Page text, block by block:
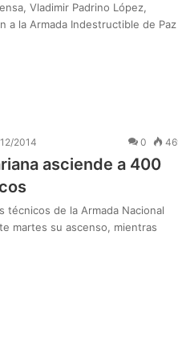
Vladimir Padrino López,
a la Armada Indestructible de Paz
2014 0
asciende a 400
técnicos de la Armada Nacional
martes su ascenso, mientras